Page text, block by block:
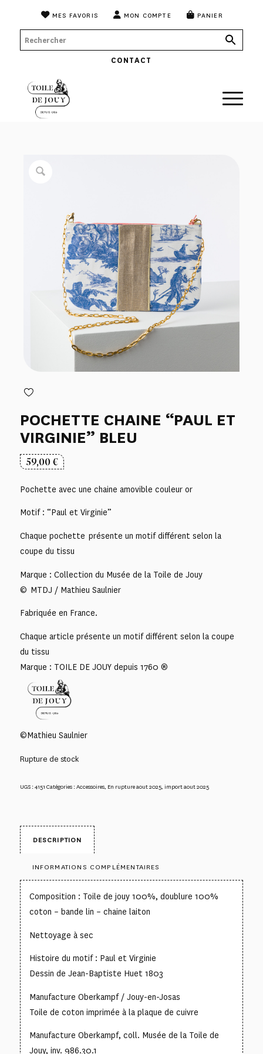
MES FAVORIS MON COMPTE PANIER
CONTACT
POCHETTE CHAINE “PAUL ET
VIRGINIE” BLEU
59,00€
Pochette avec une chaine amovible couleur or
Motif : “Paul et Virginie”
Chaque pochette présente un motif différent selon la
coupe du tissu
Marque : Collection du Musée de la Toile de Jouy
© MTDJ / Mathieu Saulnier
Fabriquée en France.
Chaque article présente un motif différent selon la coupe
du tissu
Marque : TOILE DE JOUY depuis 1760 ®
©Mathieu Saulnier
Rupture de stock
UGS :4151 Catégories :Accessoires, En rupture aout 2025, import aout 2025
DESCRIPTION
INFORMATIONS COMPLÉMENTAIRES
Composition : Toile de jouy 100%, doublure 100%
coton – bande lin – chaine laiton
Nettoyage à sec
Histoire du motif : Paul et Virginie
Dessin de Jean-Baptiste Huet 1803
Manufacture Oberkampf / Jouy-en-Josas
Toile de coton imprimée à la plaque de cuivre
Manufacture Oberkampf, coll. Musée de la Toile de
Jouy, inv. 986.30.1